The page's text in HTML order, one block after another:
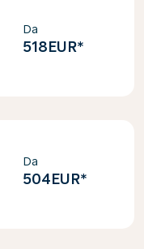
Da
518EUR*
Da
504EUR*